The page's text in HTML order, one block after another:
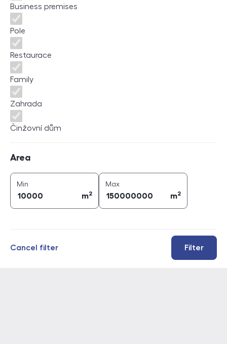
Business premises
Pole
Restaurace
Family
Zahrada
Činžovní dům
Area
Min
m2
Maxarea (
m2
Filter
Cancel filter